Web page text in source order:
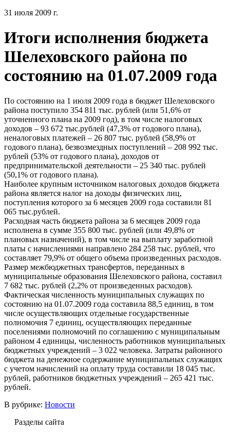
31 июля 2009 г.
Итоги исполнения бюджета
Шелеховского района по
состоянию на 01.07.2009 года
По состоянию на 1 июля 2009 года в бюджет Шелеховского
района поступило 354 811 тыс. рублей (или 51,6% от
уточненного плана на 2009 год), в том числе налоговых
доходов – 93 672 тыс.рублей (47,3% от годового плана),
неналоговых платежей – 26 807 тыс. рублей (58,9% от
годового плана), безвозмездных поступлений – 208 992 тыс.
рублей (53% от годового плана), доходов от
предпринимательской деятельности – 25 340 тыс. рублей
(50,1% от годового плана).
Наиболее крупным источником налоговых доходов бюджета
района является налог на доходы физических лиц,
поступления которого за 6 месяцев 2009 года составили 81
065 тыс.рублей.
Расходная часть бюджета района за 6 месяцев 2009 года
исполнена в сумме 355 800 тыс. рублей (или 49,8% от
плановых назначений), в том числе на выплату заработной
платы с начислениями направлено 284 258 тыс. рублей, что
составляет 79,9% от общего объема произведенных расходов.
Размер межбюджетных трансфертов, переданных в
муниципальные образования Шелеховского района, составил
7 682 тыс. рублей (2,2% от произведенных расходов).
Фактическая численность муниципальных служащих по
состоянию на 01.07.2009 года составила 88,5 единиц, в том
числе осуществляющих отдельные государственные
полномочия 7 единиц, осуществляющих переданные
поселениями полномочий по соглашению с муниципальным
районом 4 единицы, численность работников муниципальных
бюджетных учреждений – 3 022 человека. Затраты районного
бюджета на денежное содержание муниципальных служащих
с учетом начислений на оплату труда составили 18 045 тыс.
рублей, работников бюджетных учреждений – 265 421 тыс.
рублей.
В рубрике: Новости
Разделы сайта